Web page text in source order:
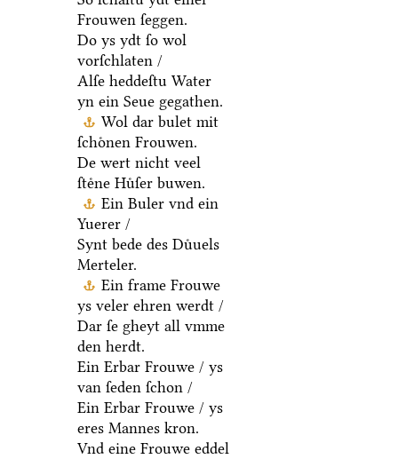
Frouwen ſeggen.
Do ys ydt ſo wol
vorſchlaten /
Alſe heddeſtu Water
yn ein Seue gegathen.
Wol dar bulet mit
ſchoͤnen Frouwen.
De wert nicht veel
ſteͤne Huͤſer buwen.
Ein Buler vnd ein
Yuerer /
Synt bede des Duͤuels
Merteler.
Ein frame Frouwe
ys veler ehren werdt /
Dar ſe gheyt all vmme
den herdt.
Ein Erbar Frouwe / ys
van ſeden ſchon /
Ein Erbar Frouwe / ys
eres Mannes kron.
Vnd eine Frouwe eddel